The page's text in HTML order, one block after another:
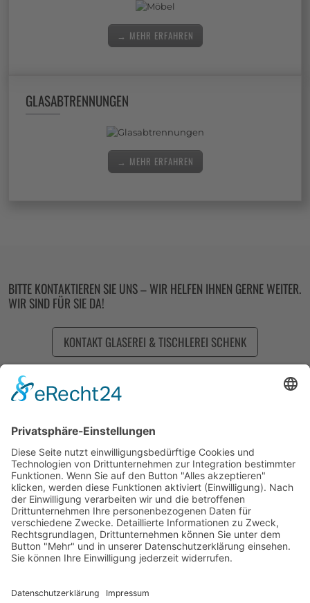
→ MEHR ERFAHREN
GLASABTRENNUNGEN
→ MEHR ERFAHREN
BITTE KONTAKTIEREN SIE UNS – WIR HELFEN IHNEN GERNE WEITER.
WIR SIND FÜR SIE DA!
KONTAKT GLASEREI & TISCHLEREI SCHENK
Cookie-Einstellungen
GLASDESIGN SCHENK
Max-Weber-Strasse 42
25451 Quickborn
Telefax: 04106 81676